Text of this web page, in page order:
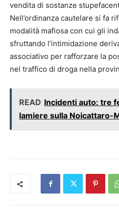
vendita di sostanze
Nell’ordinanza cautelare si fa
modalità mafiosa con cui gli
sfruttando l’intimidazione
associativo per rafforzare la
nel traffico di droga nella
READ Incidenti auto: tre
lamiere sulla Noicattaro-